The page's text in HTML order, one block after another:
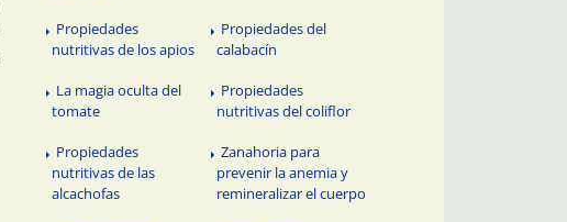
Propiedades
nutritivas de los apios
Propiedades del
calabacín
La magia oculta del
tomate
Propiedades
nutritivas del coliflor
Propiedades
nutritivas de las
alcachofas
Zanahoria para
prevenir la anemia y
remineralizar el cuerpo